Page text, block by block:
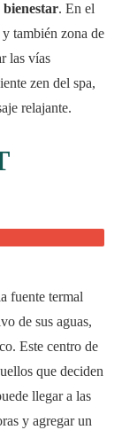
. En el
y también zona de
las vías
zen del spa,
relajante.
fuente termal
de sus aguas,
Este centro de
que deciden
llegar a las
y agregar un